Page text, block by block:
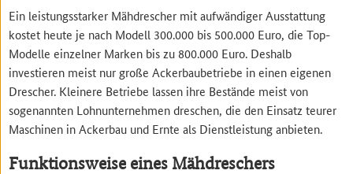
Ein leistungsstarker Mähdrescher mit aufwändiger Ausstattung
kostet heute je nach Modell 300.000 bis 500.000 Euro, die Top-
Modelle einzelner Marken bis zu 800.000 Euro. Deshalb
investieren meist nur große Ackerbaubetriebe in einen eigenen
Drescher. Kleinere Betriebe lassen ihre Bestände meist von
sogenannten Lohnunternehmen dreschen, die den Einsatz teurer
Maschinen in Ackerbau und Ernte als Dienstleistung anbieten.
Funktionsweise eines Mähdreschers